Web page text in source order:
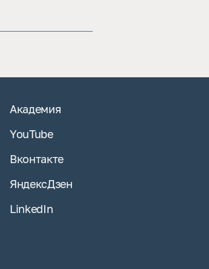
Академия
YouTube
Вконтакте
ЯндексДзен
LinkedIn